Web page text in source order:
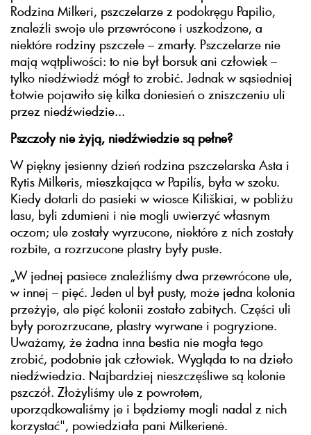
Rodzina Milkeri, pszczelarze z podokręgu Papilio,
znaleźli swoje ule przewrócone i uszkodzone, a
niektóre rodziny pszczele – zmarły. Pszczelarze nie
mają wątpliwości: to nie był borsuk ani człowiek –
tylko niedźwiedź mógł to zrobić. Jednak w sąsiedniej
Łotwie pojawiło się kilka doniesień o zniszczeniu uli
przez niedźwiedzie...
Pszczoły nie żyją, niedźwiedzie są pełne?
W piękny jesienny dzień rodzina pszczelarska Asta i
Rytis Milkeris, mieszkająca w Papilís, była w szoku.
Kiedy dotarli do pasieki w wiosce Kiliškiai, w pobliżu
lasu, byli zdumieni i nie mogli uwierzyć własnym
oczom; ule zostały wyrzucone, niektóre z nich zostały
rozbite, a rozrzucone plastry były puste.
„W jednej pasiece znaleźliśmy dwa przewrócone ule,
w innej – pięć. Jeden ul był pusty, może jedna kolonia
przeżyje, ale pięć kolonii zostało zabitych. Części uli
były porozrzucane, plastry wyrwane i pogryzione.
Uważamy, że żadna inna bestia nie mogła tego
zrobić, podobnie jak człowiek. Wygląda to na dzieło
niedźwiedzia. Najbardziej nieszczęśliwe są kolonie
pszczół. Złożyliśmy ule z powrotem,
uporządkowaliśmy je i będziemy mogli nadal z nich
korzystać", powiedziała pani Milkerienė.